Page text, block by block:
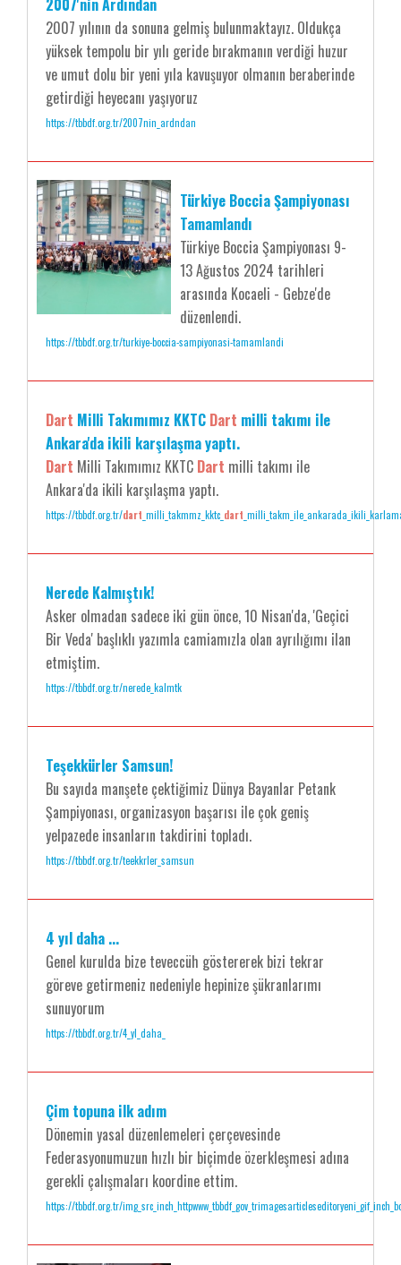
2007'nin Ardından
2007 yılının da sonuna gelmiş bulunmaktayız. Oldukça
yüksek tempolu bir yılı geride bırakmanın verdiği huzur
ve umut dolu bir yeni yıla kavuşuyor olmanın beraberinde
getirdiği heyecanı yaşıyoruz
https://tbbdf.org.tr/2007nin_ardndan
Türkiye Boccia Şampiyonası
Tamamlandı
Türkiye Boccia Şampiyonası 9-
13 Ağustos 2024 tarihleri
arasında Kocaeli - Gebze'de
düzenlendi.
https://tbbdf.org.tr/turkiye-boccia-sampiyonasi-tamamlandi
Dart Milli Takımımız KKTC Dart milli takımı ile
Ankara'da ikili karşılaşma yaptı.
Dart Milli Takımımız KKTC Dart milli takımı ile
Ankara'da ikili karşılaşma yaptı.
https://tbbdf.org.tr/dart _milli_takmmz_kktc_ dart
Nerede Kalmıştık!
Asker olmadan sadece iki gün önce, 10 Nisan'da, 'Geçici
Bir Veda' başlıklı yazımla camiamızla olan ayrılığımı ilan
etmiştim.
https://tbbdf.org.tr/nerede_kalmtk
Teşekkürler Samsun!
Bu sayıda manşete çektiğimiz Dünya Bayanlar Petank
Şampiyonası, organizasyon başarısı ile çok geniş
yelpazede insanların takdirini topladı.
https://tbbdf.org.tr/teekkrler_samsun
4 yıl daha ...
Genel kurulda bize teveccüh göstererek bizi tekrar
göreve getirmeniz nedeniyle hepinize şükranlarımı
sunuyorum
https://tbbdf.org.tr/4_yl_daha_
Çim topuna ilk adım
Dönemin yasal düzenlemeleri çerçevesinde
Federasyonumuzun hızlı bir biçimde özerkleşmesi adına
gerekli çalışmaları koordine ettim.
https://tbbdf.org.tr/